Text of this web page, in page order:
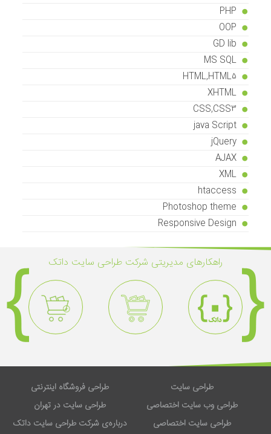
PHP
OOP
GD lib
MS SQL
HTML,HTML5
XHTML
CSS,CSS3
java Script
jQuery
AJAX
XML
htaccess
Photoshop theme
Responsive Design
راهکار‌های مدیریتی شرکت طراحی سایت داتک
طراحی سایت
طراحی وب سایت اختصاصی
طراحی سایت اختصاصی
طراحی فروشگاه اینترنتی
طراحی سایت در تهران
درباره‌ی شرکت طراحی سایت داتک